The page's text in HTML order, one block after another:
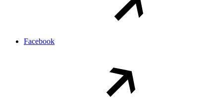
Facebook